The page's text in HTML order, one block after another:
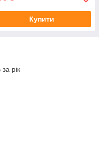
Купити
рік